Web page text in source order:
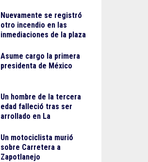
Nuevamente se registró
otro incendio en las
inmediaciones de la plaza
Asume cargo la primera
presidenta de México
Un hombre de la tercera
edad falleció tras ser
arrollado en La
Un motociclista murió
sobre Carretera a
Zapotlanejo